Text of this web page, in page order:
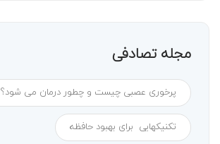
مجله تصادفی
پرخوری عصبی چیست و چطور درمان می شود؟
تکنیکهایی برای بهبود حافظه